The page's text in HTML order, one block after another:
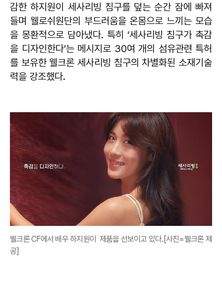
감한 하지원이 세사리빙 침구를 덮는 순간 잠에 빠져
들며 웰로쉬원단의 부드러움을 온몸으로 느끼는 모습
을 몽환적으로 담아냈다. 특히 ‘세사리빙 침구가 촉감
을 디자인한다’는 메시지로 30여 개의 섬유관련 특허
를 보유한 웰크론 세사리빙 침구의 차별화된 소재기술
력을 강조했다.
웰크론 CF에서 배우 하지원이 제품을 선보이고 있다.[사진=웰크론 제
공]